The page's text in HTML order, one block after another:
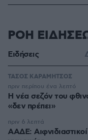
ΡΟΗ
Ειδήσεις
ΤΑΣΟΣ ΚΑΡΑΜΗΤΣΟΣ
Η νέα σεζόν του
«δεν πρέπει»
πριν περίπου ένα λεπτό
ΑΑΔΕ:
πριν 6 λεπτά